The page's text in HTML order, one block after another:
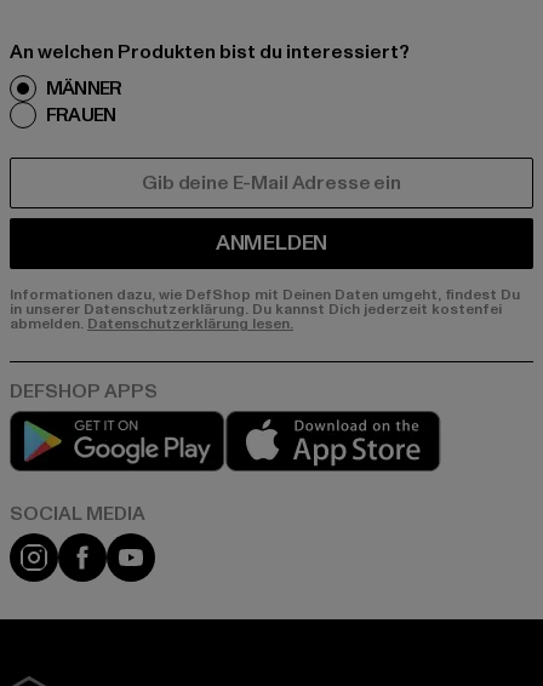
An welchen Produkten bist du interessiert?
MÄNNER
FRAUEN
ANMELDEN
Informationen dazu, wie DefShop mit Deinen Daten umgeht, findest Du
in unserer Datenschutzerklärung. Du kannst Dich jederzeit kostenfei
abmelden. Datenschutzerklärung lesen.
Play market
Instagram
FacebookYouTube